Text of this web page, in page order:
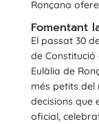
Ronçana
Fomentant
El passat 30
de Constitució
Eulàlia de
més petits del
decisions que
oficial,